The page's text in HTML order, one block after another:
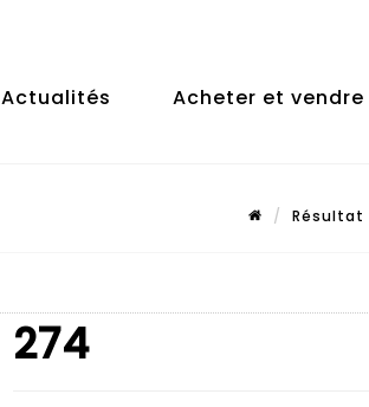
Actualités Acheter et vendre
Résultat
274